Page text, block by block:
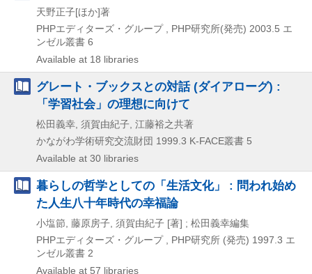
天野正子[ほか]著
PHPエディターズ・グループ , PHP研究所(発売) 2003.5 エ
ンゼル叢書 6
Available at 18 libraries
グレート・ブックスとの対話 (ダイアローグ) :
「学習社会」の理想に向けて
松田義幸, 須賀由紀子, 江藤裕之共著
かながわ学術研究交流財団 1999.3 K-FACE叢書 5
Available at 30 libraries
暮らしの哲学としての「生活文化」 : 問われ始め
た人生八十年時代の幸福論
小塩節, 藤原房子, 須賀由紀子 [著] ; 松田義幸編集
PHPエディターズ・グループ , PHP研究所 (発売) 1997.3 エ
ンゼル叢書 2
Available at 57 libraries